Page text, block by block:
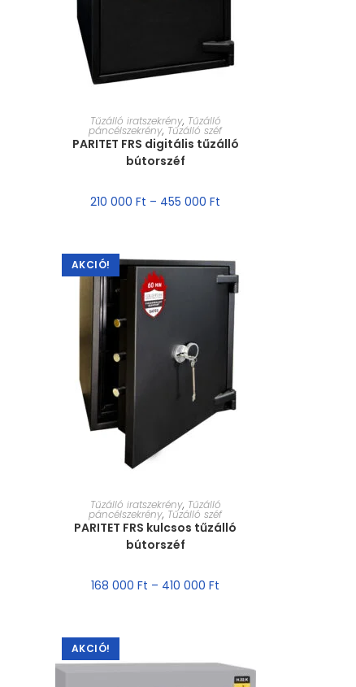
MÉRET VÁLASZTÁSA
Tűzálló iratszekrény, Tűzálló
páncélszekrény, Tűzálló széf
PARITET FRS digitális tűzálló
bútorszéf
210 000Ft – 455 000Ft
AKCIÓ!
MÉRET VÁLASZTÁSA
Tűzálló iratszekrény, Tűzálló
páncélszekrény, Tűzálló széf
PARITET FRS kulcsos tűzálló
bútorszéf
168 000Ft – 410 000Ft
AKCIÓ!